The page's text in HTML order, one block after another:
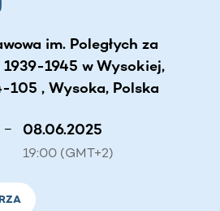
im. Poległych za
1945 w Wysokiej,
105 , Wysoka, Polska
– 08.06.2025
19:00 (GMT+2)